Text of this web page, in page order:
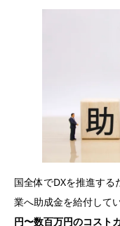
国全体でDXを推進す
業へ助成金を給付してい
円〜数百万円のコスト